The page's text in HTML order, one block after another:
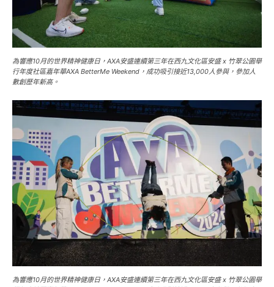
為響應10月的世界精神健康日，AXA安盛連續第三年在西九文化區安盛 x 竹翠公園舉
行年度社區嘉年華AXA BetterMe Weekend，成功吸引接近13,000人參與，參加人
數創歷年新高。
為響應10月的世界精神健康日，AXA安盛連續第三年在西九文化區安盛 x 竹翠公園舉